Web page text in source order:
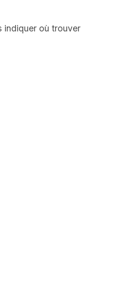
indiquer où trouver